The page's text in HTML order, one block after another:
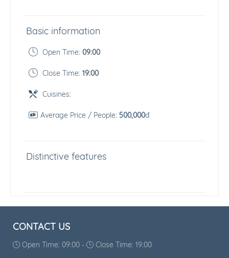
Basic information
Open Time: 09:00
Close Time: 19:00
Cuisines:
Average Price / People: 500,000đ
Distinctive features
CONTACT US
Open Time: 09:00 - Close Time: 19:00